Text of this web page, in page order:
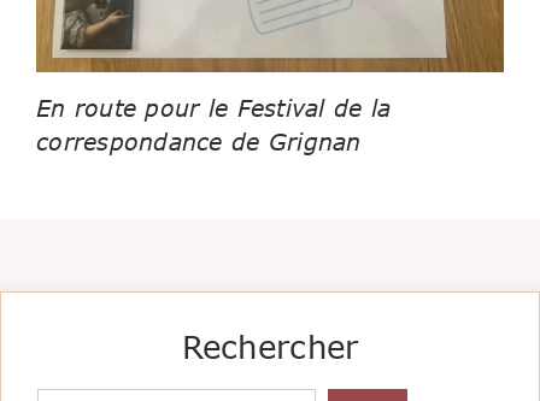
En route pour le Festival de la
correspondance de Grignan
Rechercher